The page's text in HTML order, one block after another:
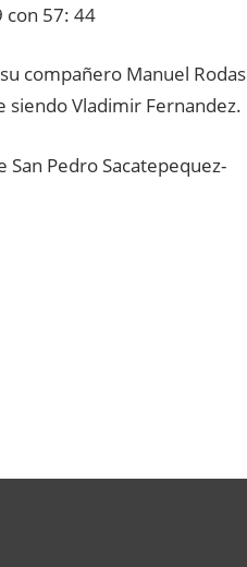
con 57: 44
compañero Manuel Rodas
siendo Vladimir Fernandez.
Pedro Sacatepequez-